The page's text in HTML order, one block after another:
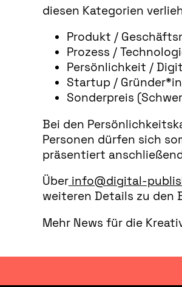
diesen Kategorien
Produkt /
Prozess /
Persönlichkeit /
Startup /
Sonderpreis
Bei den
Personen dürfen sich
präsentiert
Überinfo@digital-
weiteren Details zu den
Mehr News für die